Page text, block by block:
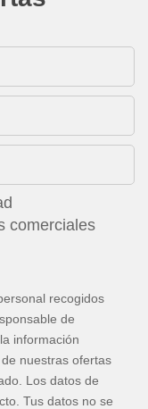
comerciales
recogidos
de
información
nuestras ofertas
Los datos de
Tus datos no se